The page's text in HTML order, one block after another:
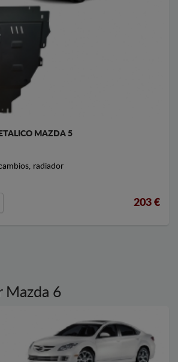
MAZDA 5
radiador
203 €
Mazda 6